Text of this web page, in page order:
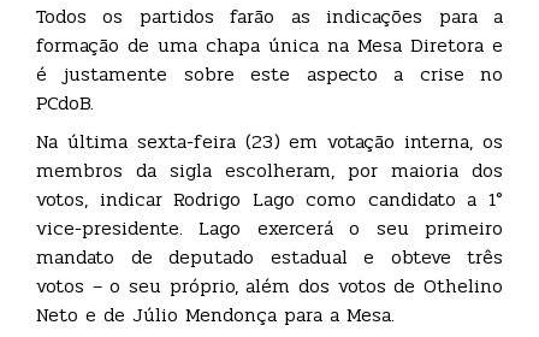
Todos os partidos farão as indicações para a
formação de uma chapa única na Mesa Diretora e
é justamente sobre este aspecto a crise no
PCdoB.
Na última sexta-feira (23) em votação interna, os
membros da sigla escolheram, por maioria dos
votos, indicar Rodrigo Lago como candidato a 1°
vice-presidente. Lago exercerá o seu primeiro
mandato de deputado estadual e obteve três
votos – o seu próprio, além dos votos de Othelino
Neto e de Júlio Mendonça para a Mesa.